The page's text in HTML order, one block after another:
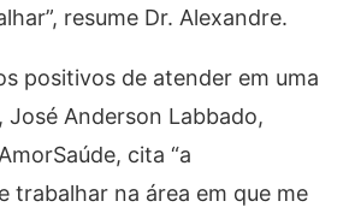
resume Dr. Alexandre.
positivos de atender em uma
José Anderson Labbado,
cita “a
trabalhar na área em que me